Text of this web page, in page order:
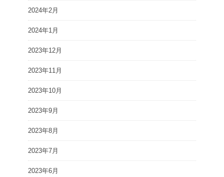
2024年2月
2024年1月
2023年12月
2023年11月
2023年10月
2023年9月
2023年8月
2023年7月
2023年6月